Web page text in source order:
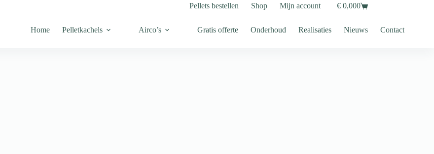
Pellets bestellen Shop Mijn account
Shopping
€0,000
Home Pelletkachels Airco’s Gratis offerte Onderhoud Realisaties Nieuws Contact